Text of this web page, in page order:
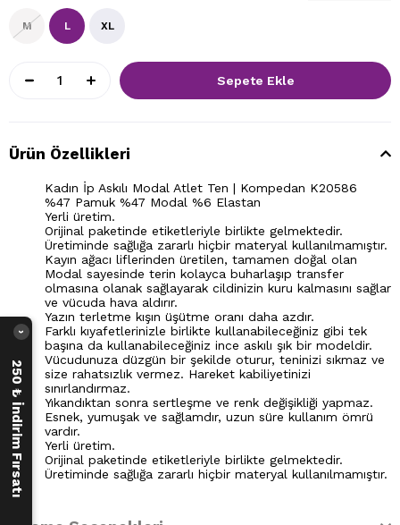
M L XL
Ürün Özellikleri
Kadın İp Askılı Modal Atlet Ten | Kompedan K20586
%47 Pamuk %47 Modal %6 Elastan
Yerli üretim.
Orijinal paketinde etiketleriyle birlikte gelmektedir.
Üretiminde sağlığa zararlı hiçbir materyal kullanılmamıştır.
Kayın ağacı liflerinden üretilen, tamamen doğal olan
Modal sayesinde terin kolayca buharlaşıp transfer
olmasına olanak sağlayarak cildinizin kuru kalmasını sağlar
ve vücuda hava aldırır.
Yazın terletme kışın üşütme oranı daha azdır.
Farklı kıyafetlerinizle birlikte kullanabileceğiniz gibi tek
başına da kullanabileceğiniz ince askılı şık bir modeldir.
Vücudunuza düzgün bir şekilde oturur, teninizi sıkmaz ve
size rahatsızlık vermez. Hareket kabiliyetinizi
sınırlandırmaz.
Yıkandıktan sonra sertleşme ve renk değişikliği yapmaz.
Esnek, yumuşak ve sağlamdır, uzun süre kullanım ömrü
vardır.
Yerli üretim.
Orijinal paketinde etiketleriyle birlikte gelmektedir.
Üretiminde sağlığa zararlı hiçbir materyal kullanılmamıştır.
250 ₺ İndirim Fırsatı
›